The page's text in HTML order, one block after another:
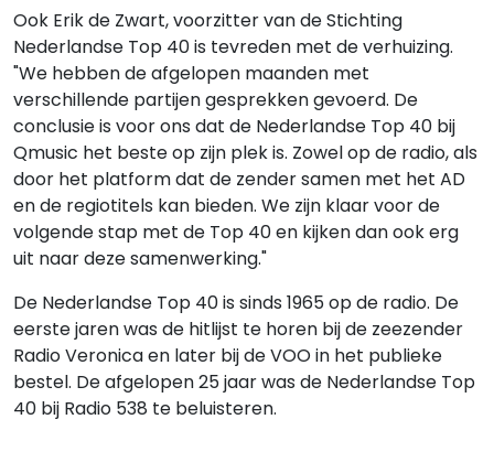
Ook Erik de Zwart, voorzitter van de Stichting
Nederlandse Top 40 is tevreden met de verhuizing.
"We hebben de afgelopen maanden met
verschillende partijen gesprekken gevoerd. De
conclusie is voor ons dat de Nederlandse Top 40 bij
Qmusic het beste op zijn plek is. Zowel op de radio, als
door het platform dat de zender samen met het AD
en de regiotitels kan bieden. We zijn klaar voor de
volgende stap met de Top 40 en kijken dan ook erg
uit naar deze samenwerking."
De Nederlandse Top 40 is sinds 1965 op de radio. De
eerste jaren was de hitlijst te horen bij de zeezender
Radio Veronica en later bij de VOO in het publieke
bestel. De afgelopen 25 jaar was de Nederlandse Top
40 bij Radio 538 te beluisteren.